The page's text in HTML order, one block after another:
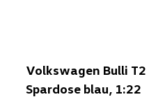
Volkswagen Bulli T2
Spardose blau, 1:22